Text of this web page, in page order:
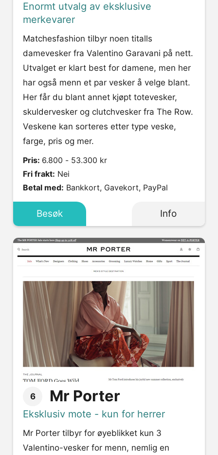
Enormt utvalg av eksklusive
merkevarer
Matchesfashion tilbyr noen titalls
damevesker fra Valentino Garavani på nett.
Utvalget er klart best for damene, men her
har også menn et par vesker å velge blant.
Her får du blant annet kjøpt totevesker,
skuldervesker og clutchvesker fra The Row.
Veskene kan sorteres etter type veske,
farge, pris og mer.
Pris: 6.800 - 53.300 kr
Fri frakt: Nei
Betal med: Bankkort, Gavekort, PayPal
Besøk Info
6 Mr Porter
Eksklusiv mote - kun for herrer
Mr Porter tilbyr for øyeblikket kun 3
Valentino-vesker for menn, nemlig en